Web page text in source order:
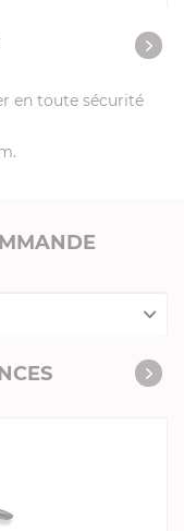
en toute sécurité